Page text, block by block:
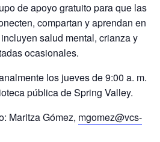
de apoyo gratuito para que las
compartan y aprendan en
salud mental, crianza y
ocasionales.
los jueves de 9:00 a. m.
pública de Spring Valley.
Maritza Gómez, mgomez@vcs-